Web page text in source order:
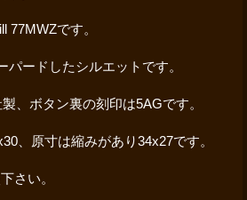
77MWZです。
ードしたシルエットです。
、ボタン裏の刻印は5AGです。
、原寸は縮みがあり34x27です。
さい。